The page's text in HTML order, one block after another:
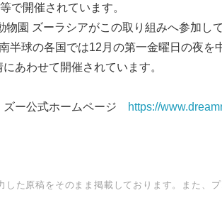
で開催されています。
物園 ズーラシアがこの取り組みへ参加し
半球の各国では12月の第一金曜日の夜を
あわせて開催されています。
ズー公式ホームページ https://
した原稿をそのまま掲載しております。また、